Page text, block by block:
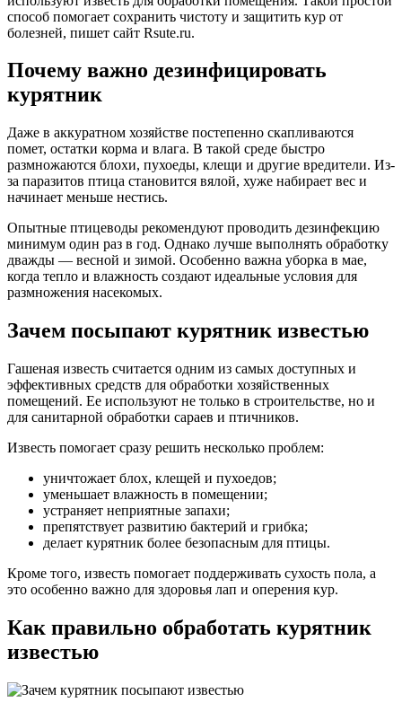
способ помогает сохранить чистоту и защитить кур от
болезней, пишет сайт Rsute.ru.
Почему важно дезинфицировать
курятник
Даже в аккуратном хозяйстве постепенно скапливаются
помет, остатки корма и влага. В такой среде быстро
размножаются блохи, пухоеды, клещи и другие вредители. Из-
за паразитов птица становится вялой, хуже набирает вес и
начинает меньше нестись.
Опытные птицеводы рекомендуют проводить дезинфекцию
минимум один раз в год. Однако лучше выполнять обработку
дважды — весной и зимой. Особенно важна уборка в мае,
когда тепло и влажность создают идеальные условия для
размножения насекомых.
Зачем посыпают курятник известью
Гашеная известь считается одним из самых доступных и
эффективных средств для обработки хозяйственных
помещений. Ее используют не только в строительстве, но и
для санитарной обработки сараев и птичников.
Известь помогает сразу решить несколько проблем:
уничтожает блох, клещей и пухоедов;
уменьшает влажность в помещении;
устраняет неприятные запахи;
препятствует развитию бактерий и грибка;
делает курятник более безопасным для птицы.
Кроме того, известь помогает поддерживать сухость пола, а
это особенно важно для здоровья лап и оперения кур.
Как правильно обработать курятник
известью